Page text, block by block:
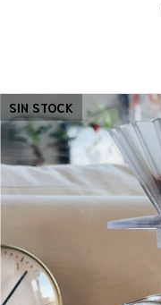
SIN STOCK